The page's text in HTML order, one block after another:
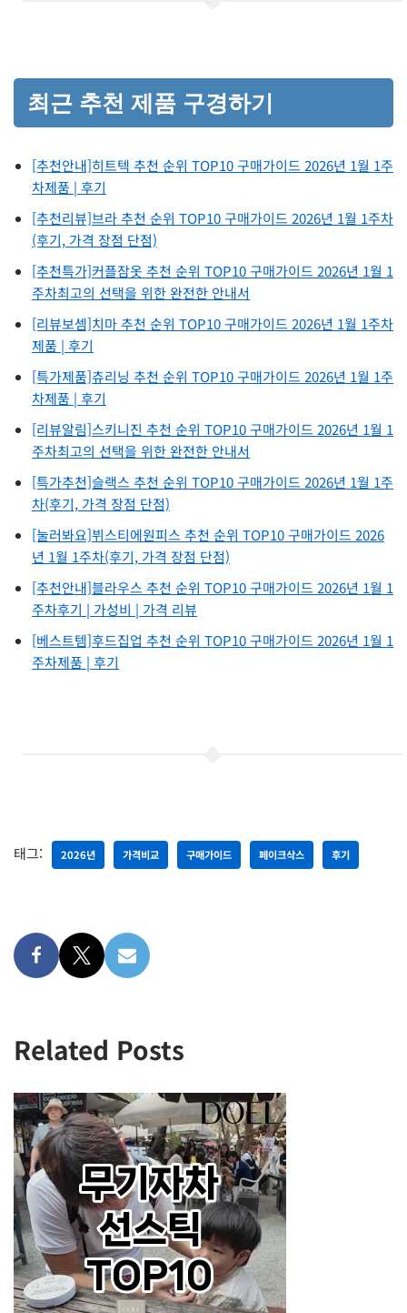
최근 추천 제품 구경하기
[추천안내]히트텍 추천 순위 TOP10 구매가이드 2026년 1월 1주
차제품 | 후기
[추천리뷰]브라 추천 순위 TOP10 구매가이드 2026년 1월 1주차
(후기, 가격 장점 단점)
[추천특가]커플잠옷 추천 순위 TOP10 구매가이드 2026년 1월 1
주차최고의 선택을 위한 완전한 안내서
[리뷰보셈]치마 추천 순위 TOP10 구매가이드 2026년 1월 1주차
제품 | 후기
[특가제품]츄리닝 추천 순위 TOP10 구매가이드 2026년 1월 1주
차제품 | 후기
[리뷰알림]스키니진 추천 순위 TOP10 구매가이드 2026년 1월 1
주차최고의 선택을 위한 완전한 안내서
[특가추천]슬랙스 추천 순위 TOP10 구매가이드 2026년 1월 1주
차(후기, 가격 장점 단점)
[눌러봐요]뷔스티에원피스 추천 순위 TOP10 구매가이드 2026
년 1월 1주차(후기, 가격 장점 단점)
[추천안내]블라우스 추천 순위 TOP10 구매가이드 2026년 1월 1
주차후기 | 가성비 | 가격 리뷰
[베스트템]후드집업 추천 순위 TOP10 구매가이드 2026년 1월 1
주차제품 | 후기
태그: 2026년 가격비교 구매가이드 페이크삭스 후기
Related Posts